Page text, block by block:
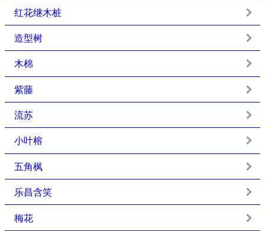
红花继木桩
造型树
木棉
紫藤
流苏
小叶榕
五角枫
乐昌含笑
梅花